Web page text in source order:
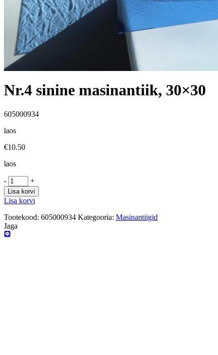
Nr.4 sinine masinantiik, 30×30
605000934
laos
€10.50
laos
- +
Lisa korvi
Lisa korvi
Tootekood: 605000934 Kategooria: Masinantiigid
Jaga